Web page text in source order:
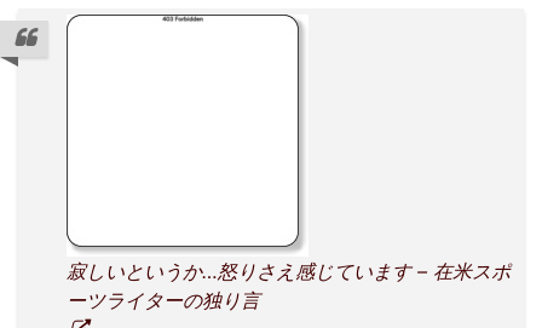
寂しいというか…怒りさえ感じています – 在米スポ
ーツライターの独り言